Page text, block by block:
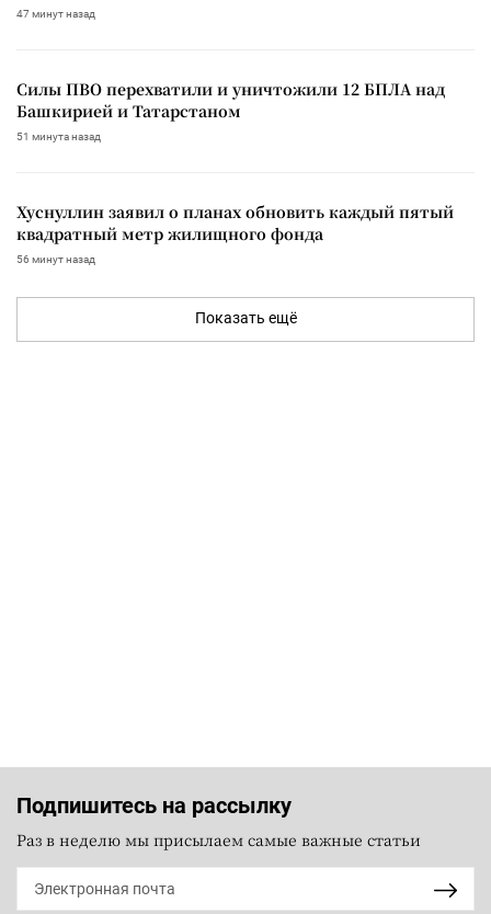
47 минут назад
Силы ПВО перехватили и уничтожили 12 БПЛА над
Башкирией и Татарстаном
51 минута назад
Хуснуллин заявил о планах обновить каждый пятый
квадратный метр жилищного фонда
56 минут назад
Показать ещё
Подпишитесь на рассылку
Раз в неделю мы присылаем самые важные статьи